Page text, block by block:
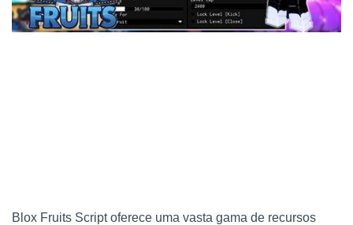
Blox Fruits Script oferece uma vasta gama de recursos